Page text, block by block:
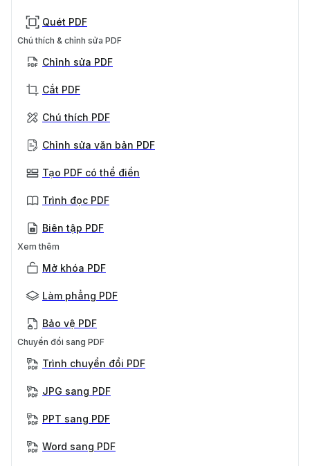
Quét PDF
Chú thích & chỉnh sửa PDF
Chỉnh sửa PDF
Cắt PDF
Chú thích PDF
Chỉnh sửa văn bản PDF
Tạo PDF có thể điền
Trình đọc PDF
Biên tập PDF
Xem thêm
Mở khóa PDF
Làm phẳng PDF
Bảo vệ PDF
Chuyển đổi sang PDF
Trình chuyển đổi PDF
JPG sang PDF
PPT sang PDF
Word sang PDF